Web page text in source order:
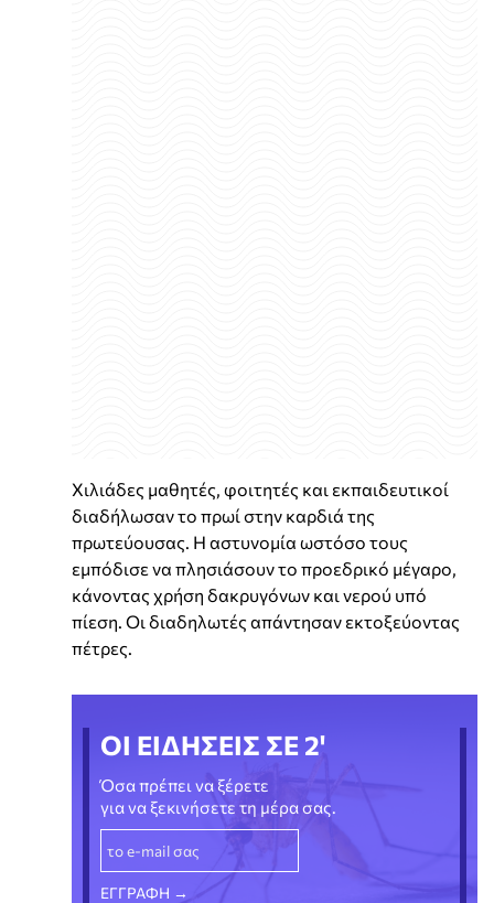
Χιλιάδες μαθητές, φοιτητές και εκπαιδευτικοί
διαδήλωσαν το πρωί στην καρδιά της
πρωτεύουσας. Η αστυνομία ωστόσο τους
εμπόδισε να πλησιάσουν το προεδρικό μέγαρο,
κάνοντας χρήση δακρυγόνων και νερού υπό
πίεση. Οι διαδηλωτές απάντησαν εκτοξεύοντας
πέτρες.
ΟΙ ΕΙΔΗΣΕΙΣ ΣΕ 2'
Όσα πρέπει να ξέρετε
για να ξεκινήσετε τη μέρα σας.